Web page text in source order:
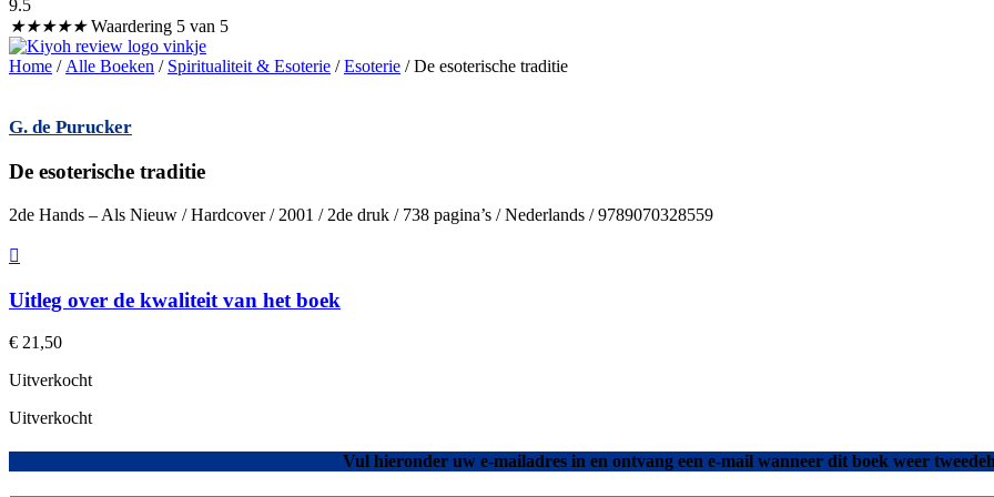
9.5
★★★★★ Waardering 5 van 5
Home / Alle Boeken / Spiritualiteit & Esoterie /Esoterie / De esoterische traditie
G. de Purucker
De esoterische traditie
2de Hands – Als Nieuw / Hardcover / 2001 / 2de druk / 738 pagina’s / Nederlands / 9789070328559
Uitleg over de kwaliteit van het boek
€ 21,50
Uitverkocht
Uitverkocht
Vul hieronder uw e-mailadres in en ontvang een e-mail wanneer dit boek weer